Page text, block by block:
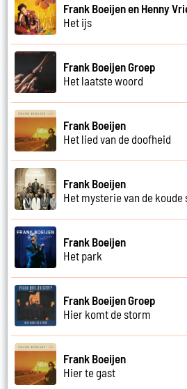
Frank Boeijen en Henny
Het ijs
Frank Boeijen Groep
Het laatste woord
Frank Boeijen
Het lied van de doofheid
Frank Boeijen
Het mysterie van de koude
Frank Boeijen
Het park
Frank Boeijen Groep
Hier komt de storm
Frank Boeijen
Hier te gast